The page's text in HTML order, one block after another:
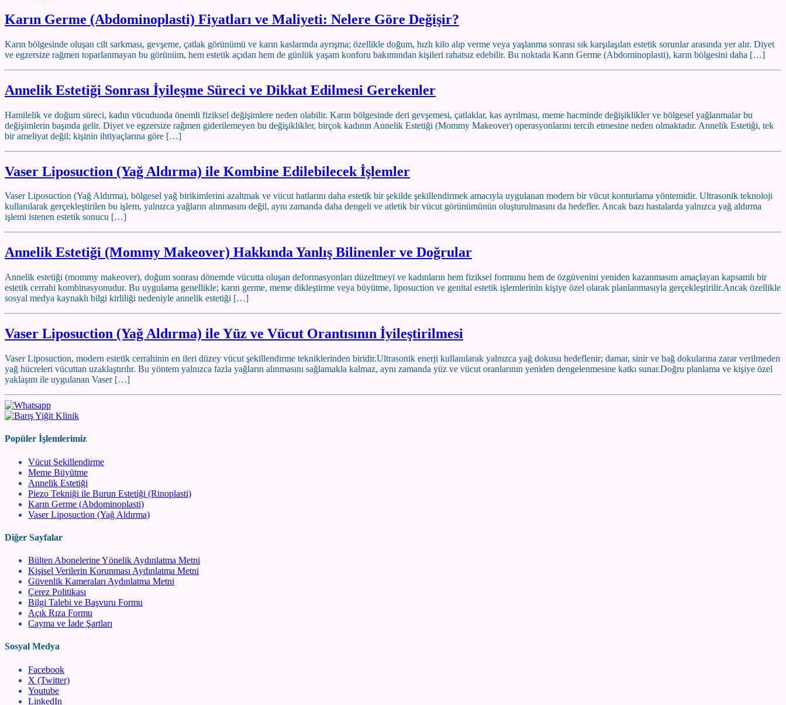
Karın Germe (Abdominoplasti) Fiyatları ve Maliyeti: Nelere Göre Değişir?
Karın bölgesinde oluşan cilt sarkması, gevşeme, çatlak görünümü ve karın kaslarında ayrışma; özellikle doğum, hızlı kilo alıp verme veya yaşlanma sonrası sık karşılaşılan estetik sorunlar arasında yer alır. Diyet
ve egzersize rağmen toparlanmayan bu görünüm, hem estetik açıdan hem de günlük yaşam konforu bakımından kişileri rahatsız edebilir. Bu noktada Karın Germe (Abdominoplasti), karın bölgesini daha […]
Annelik Estetiği Sonrası İyileşme Süreci ve Dikkat Edilmesi Gerekenler
Hamilelik ve doğum süreci, kadın vücudunda önemli fiziksel değişimlere neden olabilir. Karın bölgesinde deri gevşemesi, çatlaklar, kas ayrılması, meme hacminde değişiklikler ve bölgesel yağlanmalar bu
değişimlerin başında gelir. Diyet ve egzersize rağmen giderilemeyen bu değişiklikler, birçok kadının Annelik Estetiği (Mommy Makeover) operasyonlarını tercih etmesine neden olmaktadır. Annelik Estetiği, tek
bir ameliyat değil; kişinin ihtiyaçlarına göre […]
Vaser Liposuction (Yağ Aldırma) ile Kombine Edilebilecek İşlemler
Vaser Liposuction (Yağ Aldırma), bölgesel yağ birikimlerini azaltmak ve vücut hatlarını daha estetik bir şekilde şekillendirmek amacıyla uygulanan modern bir vücut konturlama yöntemidir. Ultrasonik teknoloji
kullanılarak gerçekleştirilen bu işlem, yalnızca yağların alınmasını değil, aynı zamanda daha dengeli ve atletik bir vücut görünümünün oluşturulmasını da hedefler. Ancak bazı hastalarda yalnızca yağ aldırma
işlemi istenen estetik sonucu […]
Annelik Estetiği (Mommy Makeover) Hakkında Yanlış Bilinenler ve Doğrular
Annelik estetiği (mommy makeover), doğum sonrası dönemde vücutta oluşan deformasyonları düzeltmeyi ve kadınların hem fiziksel formunu hem de özgüvenini yeniden kazanmasını amaçlayan kapsamlı bir
estetik cerrahi kombinasyonudur. Bu uygulama genellikle; karın germe, meme dikleştirme veya büyütme, liposuction ve genital estetik işlemlerinin kişiye özel olarak planlanmasıyla gerçekleştirilir.Ancak özellikle
sosyal medya kaynaklı bilgi kirliliği nedeniyle annelik estetiği […]
Vaser Liposuction (Yağ Aldırma) ile Yüz ve Vücut Orantısının İyileştirilmesi
Vaser Liposuction, modern estetik cerrahinin en ileri düzey vücut şekillendirme tekniklerinden biridir.Ultrasonik enerji kullanılarak yalnızca yağ dokusu hedeflenir; damar, sinir ve bağ dokularına zarar verilmeden
yağ hücreleri vücuttan uzaklaştırılır. Bu yöntem yalnızca fazla yağların alınmasını sağlamakla kalmaz, aynı zamanda yüz ve vücut oranlarının yeniden dengelenmesine katkı sunar.Doğru planlama ve kişiye özel
yaklaşım ile uygulanan Vaser […]
Popüler İşlemlerimiz
Vücut Şekillendirme
Meme Büyütme
Annelik Estetiği
Piezo Tekniği ile Burun Estetiği (Rinoplasti)
Karın Germe (Abdominoplasti)
Vaser Liposuction (Yağ Aldırma)
Diğer Sayfalar
Bülten Abonelerine Yönelik Aydınlatma Metni
Kişisel Verilerin Korunması Aydınlatma Metni
Güvenlik Kameraları Aydınlatma Metni
Çerez Politikası
Bilgi Talebi ve Başvuru Formu
Açık Rıza Formu
Cayma ve İade Şartları
Sosyal Medya
Facebook
X (Twitter)
Youtube
LinkedIn